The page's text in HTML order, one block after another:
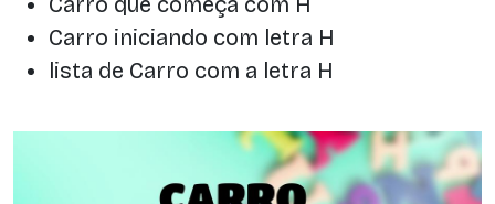
Carro iniciando com letra H
lista de Carro com a letra H